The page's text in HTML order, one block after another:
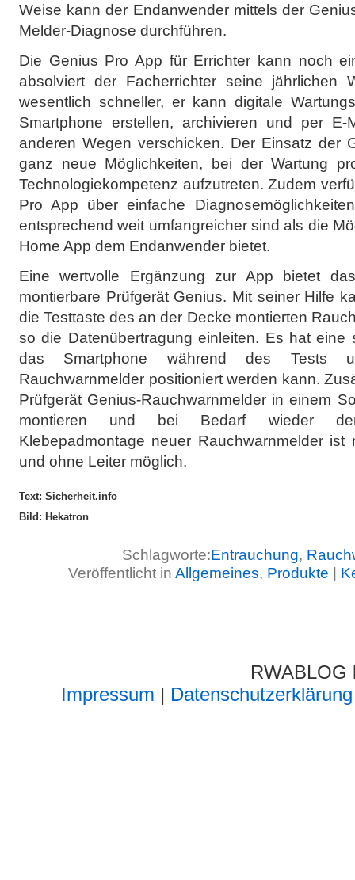
Weise kann der Endanwender mittels der
Melder-Diagnose durchführen.
Die Genius Pro App für Errichter kann noch
absolviert der Facherrichter seine jährlichen
wesentlich schneller, er kann digitale
Smartphone erstellen, archivieren und per
anderen Wegen verschicken. Der Einsatz der
ganz neue Möglichkeiten, bei der Wartung
Technologiekompetenz aufzutreten. Zudem
Pro App über einfache
entsprechend weit umfangreicher sind als die
Home App dem Endanwender bietet.
Eine wertvolle Ergänzung zur App bietet
montierbare Prüfgerät Genius. Mit seiner Hilfe
die Testtaste des an der Decke montierten
so die Datenübertragung einleiten. Es hat eine
das Smartphone während des Tests
Rauchwarnmelder positioniert werden kann.
Prüfgerät Genius-Rauchwarnmelder in einem
montieren und bei Bedarf wieder
Klebepadmontage neuer Rauchwarnmelder ist
und ohne Leiter möglich.
Text: Sicherheit.info
Bild: Hekatron
Schlagworte:Entrauchung,
Veröffentlicht in Allgemeines, Produkte |
Impressum | Datenschutzerklärung